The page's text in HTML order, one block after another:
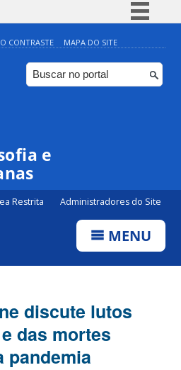
Simplifique!
Comunica BR
Participe
CONTRASTE MAPA DO SITE
e
Restrita Administradores do Site
MENU
discute lutos
das mortes
pandemia